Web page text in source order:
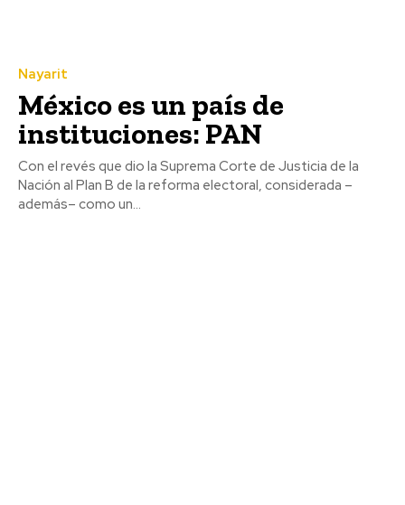
Nayarit
México es un país de
instituciones: PAN
Con el revés que dio la Suprema Corte de Justicia de la
Nación al Plan B de la reforma electoral, considerada –
además– como un...